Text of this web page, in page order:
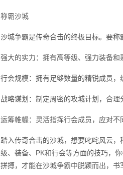
称霸沙城
沙城争霸是传奇合击的终极目标。要称
强大的实力：拥有高等级、强力装备和
行会规模：拥有足够数量的精锐成员，
战略谋划：制定周密的攻城计划，合理
运筹帷幄：灵活指挥行会成员，应对不
踏入传奇合击的沙城，想要叱咤风云
级、装备、PK和行会等方面的技巧，
拼搏，才能在沙城争霸中脱颖而出，书